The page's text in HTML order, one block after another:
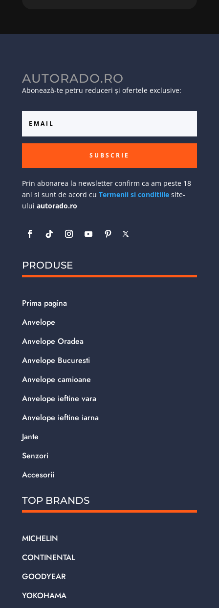
AUTORADO.RO
Abonează-te petru reduceri și ofertele exclusive:
SUBSCRIE
Prin abonarea la newsletter confirm ca am peste 18
ani si sunt de acord cu Termenii si conditiilesite-
ului autorado.ro
PRODUSE
Prima pagina
Anvelope
Anvelope Oradea
Anvelope Bucuresti
Anvelope camioane
Anvelope ieftine vara
Anvelope ieftine iarna
Jante
Senzori
Accesorii
TOP BRANDS
MICHELIN
CONTINENTAL
GOODYEAR
YOKOHAMA